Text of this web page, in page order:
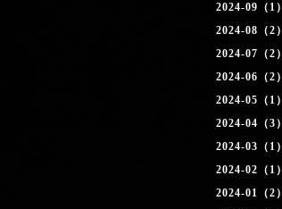
2024-09（1）
2024-08（2）
2024-07（2）
2024-06（2）
2024-05（1）
2024-04（3）
2024-03（1）
2024-02（1）
2024-01（2）